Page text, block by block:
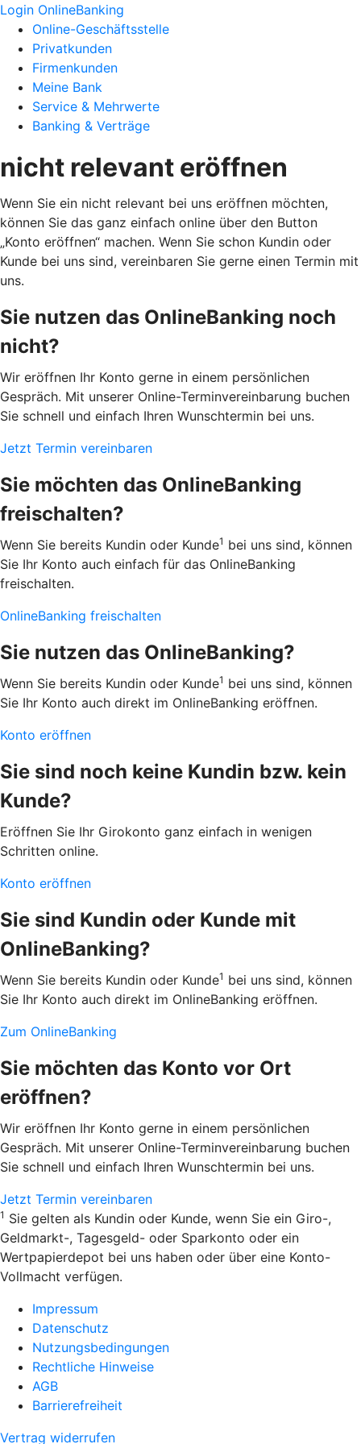
Login OnlineBanking
Online-Geschäftsstelle
Privatkunden
Firmenkunden
Meine Bank
Service & Mehrwerte
Banking & Verträge
nicht relevant eröffnen
Wenn Sie ein nicht relevant bei uns eröffnen möchten,
können Sie das ganz einfach online über den Button
„Konto eröffnen“ machen. Wenn Sie schon Kundin oder
Kunde bei uns sind, vereinbaren Sie gerne einen Termin mit
uns.
Sie nutzen das OnlineBanking noch
nicht?
Wir eröffnen Ihr Konto gerne in einem persönlichen
Gespräch. Mit unserer Online-Terminvereinbarung buchen
Sie schnell und einfach Ihren Wunschtermin bei uns.
Jetzt Termin vereinbaren
Sie möchten das OnlineBanking
freischalten?
Wenn Sie bereits Kundin oder Kunde1 bei uns sind, können
Sie Ihr Konto auch einfach für das OnlineBanking
freischalten.
OnlineBanking freischalten
Sie nutzen das OnlineBanking?
Wenn Sie bereits Kundin oder Kunde1 bei uns sind, können
Sie Ihr Konto auch direkt im OnlineBanking eröffnen.
Konto eröffnen
Sie sind noch keine Kundin bzw. kein
Kunde?
Eröffnen Sie Ihr Girokonto ganz einfach in wenigen
Schritten online.
Konto eröffnen
Sie sind Kundin oder Kunde mit
OnlineBanking?
Wenn Sie bereits Kundin oder Kunde1 bei uns sind, können
Sie Ihr Konto auch direkt im OnlineBanking eröffnen.
Zum OnlineBanking
Sie möchten das Konto vor Ort
eröffnen?
Wir eröffnen Ihr Konto gerne in einem persönlichen
Gespräch. Mit unserer Online-Terminvereinbarung buchen
Sie schnell und einfach Ihren Wunschtermin bei uns.
Jetzt Termin vereinbaren
1 Sie gelten als Kundin oder Kunde, wenn Sie ein Giro-,
Geldmarkt-, Tagesgeld- oder Sparkonto oder ein
Wertpapierdepot bei uns haben oder über eine Konto-
Vollmacht verfügen.
Impressum
Datenschutz
Nutzungsbedingungen
Rechtliche Hinweise
AGB
Barrierefreiheit
Vertrag widerrufen